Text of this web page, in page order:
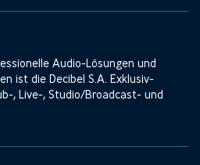
Audio-Lösungen und
ist die Decibel S.A. Exklusiv-
, Live-, Studio/Broadcast- und